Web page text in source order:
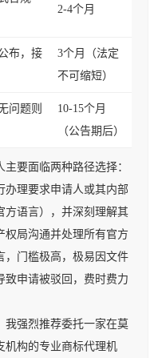
2-4个月
布，接
3个月（法定
不可缩短）
问题则
10-15个月
（公告期后）
要面临两种路径选择：
办理要求申请人或其内部
方语言），并深刻理解其
权局沟通并处理所有官方
，门槛极高，极易因文件
致申请被驳回，费时费力
强烈推荐委托一家在莫
机构的专业商标代理机